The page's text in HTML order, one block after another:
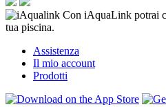
Con iAquaLink potrai
tua piscina.
Assistenza
Il mio account
Prodotti